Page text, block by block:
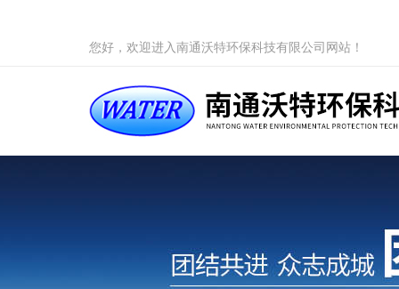
您好，欢迎进入南通沃特环保科技有限公司网站！